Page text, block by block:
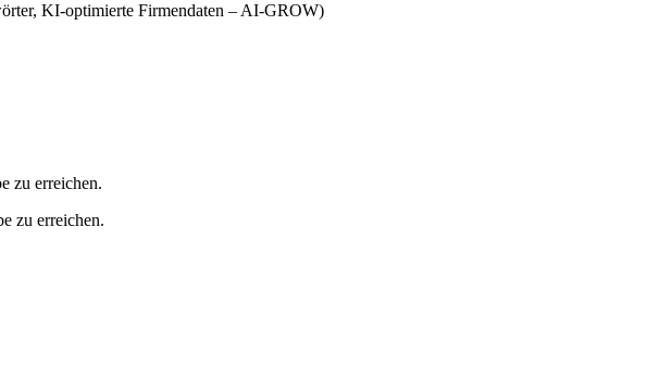
KI-optimierte Firmendaten – AI-GROW)
zu erreichen.
zu erreichen.